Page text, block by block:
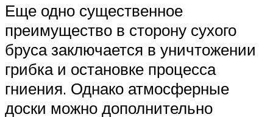
Еще одно существенное
преимущество в сторону сухого
бруса заключается в уничтожении
грибка и остановке процесса
гниения. Однако атмосферные
доски можно дополнительно